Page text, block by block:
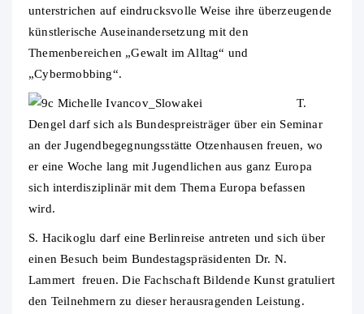
unterstrichen auf eindrucksvolle Weise ihre überzeugende
künstlerische Auseinandersetzung mit den
Themenbereichen „Gewalt im Alltag“ und
„Cybermobbing“.
T.
Dengel darf sich als Bundespreisträger über ein Seminar
an der Jugendbegegnungsstätte Otzenhausen freuen, wo
er eine Woche lang mit Jugendlichen aus ganz Europa
sich interdisziplinär mit dem Thema Europa befassen
wird.
S. Hacikoglu darf eine Berlinreise antreten und sich über
einen Besuch beim Bundestagspräsidenten Dr. N.
Lammert freuen. Die Fachschaft Bildende Kunst gratuliert
den Teilnehmern zu dieser herausragenden Leistung.